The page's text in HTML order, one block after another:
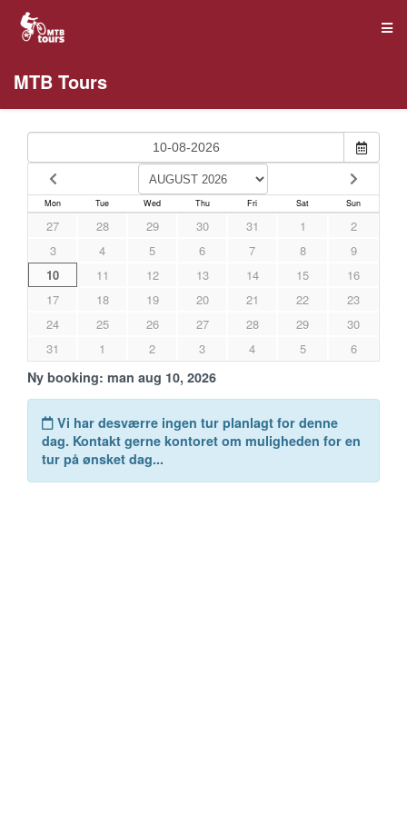
MTB Tours
Mon Tue Wed Thu Fri Sat Sun
27 28 29 30 31 1
2
3
4 5 6 7 8
9
10
11 12 13 14 15
16
17
18 19 20 21 22
23
24
25 26 27 28 29
30
31
1 2 3 4 5 6
Ny booking: man aug 10, 2026
Vi har desværre ingen tur planlagt for denne
dag. Kontakt gerne kontoret om muligheden for en
tur på ønsket dag...